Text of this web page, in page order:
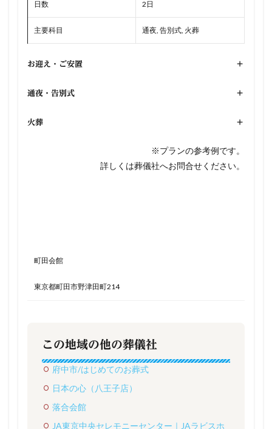
日数 2日
主要科目 通夜, 告別式, 火葬
お迎え・ご安置 +
通夜・告別式 +
火葬 +
※プランの参考例です。
詳しくは葬儀社へお問合せください。
町田会館
東京都町田市野津田町214
この地域の他の葬儀社
府中市/はじめてのお葬式
日本の心（八王子店）
落合会館
JA東京中央セレモニーセンター｜JAラビスホ